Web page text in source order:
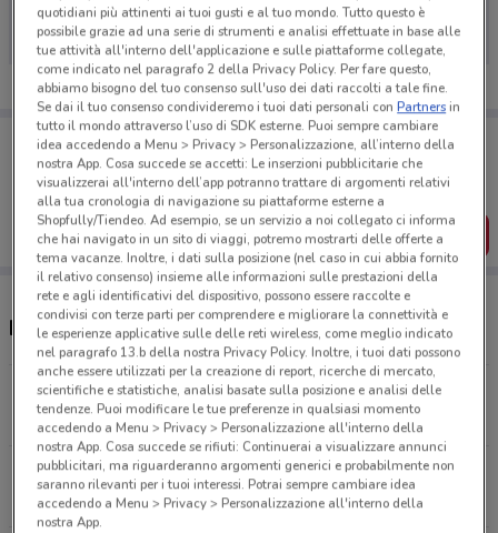
volantini nella tua zona. Riprova più tardi.
Porta DoveConviene sempre con te!
Puoi trovare le migliori offerte dei negozi vicino a te,
salvarle e creare la tua lista del risparmio, comodamente
dal tuo cellulare.
SCARICA L’APP
Negozi Eni Plenitude a Velletri
Via Gaetano Donizzetti, 37 Albano Laziale
11 km
C.So Della Repubblica, 137 Cisterna Di Latina
11.6 km
quotidiani più attinenti ai tuoi gusti e al tuo mondo. Tutto questo è
possibile grazie ad una serie di strumenti e analisi effettuate in base alle
tue attività all'interno dell'applicazione e sulle piattaforme collegate,
come indicato nel paragrafo 2 della Privacy Policy. Per fare questo,
abbiamo bisogno del tuo consenso sull'uso dei dati raccolti a tale fine.
Se dai il tuo consenso condivideremo i tuoi dati personali conPartnersin
tutto il mondo attraverso l’uso di SDK esterne. Puoi sempre cambiare
idea accedendo a Menu > Privacy > Personalizzazione, all’interno della
nostra App. Cosa succede se accetti: Le inserzioni pubblicitarie che
visualizzerai all'interno dell’app potranno trattare di argomenti relativi
alla tua cronologia di navigazione su piattaforme esterne a
Shopfully/Tiendeo. Ad esempio, se un servizio a noi collegato ci informa
che hai navigato in un sito di viaggi, potremo mostrarti delle offerte a
tema vacanze. Inoltre, i dati sulla posizione (nel caso in cui abbia fornito
il relativo consenso) insieme alle informazioni sulle prestazioni della
rete e agli identificativi del dispositivo, possono essere raccolte e
condivisi con terze parti per comprendere e migliorare la connettività e
le esperienze applicative sulle delle reti wireless, come meglio indicato
nel paragrafo 13.b della nostra Privacy Policy. Inoltre, i tuoi dati possono
anche essere utilizzati per la creazione di report, ricerche di mercato,
scientifiche e statistiche, analisi basate sulla posizione e analisi delle
tendenze. Puoi modificare le tue preferenze in qualsiasi momento
accedendo a Menu > Privacy > Personalizzazione all'interno della
nostra App. Cosa succede se rifiuti: Continuerai a visualizzare annunci
pubblicitari, ma riguarderanno argomenti generici e probabilmente non
saranno rilevanti per i tuoi interessi. Potrai sempre cambiare idea
accedendo a Menu > Privacy > Personalizzazione all'interno della
nostra App.